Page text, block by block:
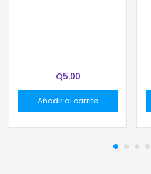
Q5.00
Añadir al carrito